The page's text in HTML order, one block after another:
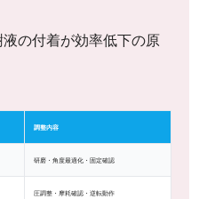
液の付着が効率低下の原
調整内容
研磨・角度最適化・固定確認
圧調整・摩耗確認・逆転動作